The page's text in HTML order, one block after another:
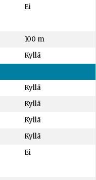
Ei
100 m
Kyllä
Kyllä
Kyllä
Kyllä
Kyllä
Ei